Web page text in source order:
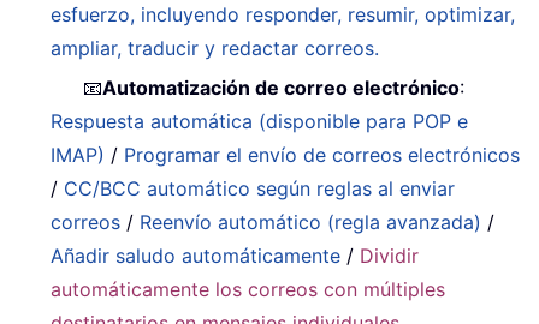
esfuerzo, incluyendo responder, resumir, optimizar,
ampliar, traducir y redactar correos.
📧Automatización de correo electrónico:
Respuesta automática (disponible para POP e
IMAP) / Programar el envío de correos electrónicos
/ CC/BCC automático según reglas al enviar
correos / Reenvío automático (regla avanzada) /
Añadir saludo automáticamente / Dividir
automáticamente los correos con múltiples